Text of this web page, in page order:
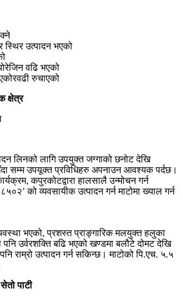
स्थिर उत्पादन भएको
वढि भएको
रुचाएको
क्षेत्र
लिनको लागि उपयुक्त जग्गाको छनोट देखि
सम्म उपयूक्त प्रविधिहरु अपनाउन आवश्यक पर्दछ।
कपुरकोटद्वारा हालसालै उन्मोचन गर्न
को व्यवसायीक उत्पादन गर्न माटोमा ख्याल गर्न
भएको, प्रशस्त प्राङ्गारिक मलयुक्त हलुका
उर्वरशक्ति बढि भएको खण्डमा बलौटे दोमट देखि
पनि राम्रो उत्पादन गर्न सकिन्छ। माटोको पि.एच. ५.५
पाटी